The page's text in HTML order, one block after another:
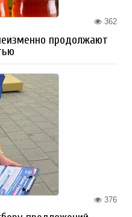
362
продолжают
376